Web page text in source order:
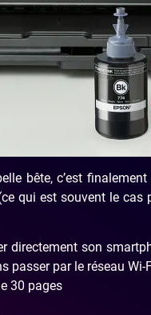
bête, c’est
qui est souvent le cas
directement son
passer par le réseau
30 pages